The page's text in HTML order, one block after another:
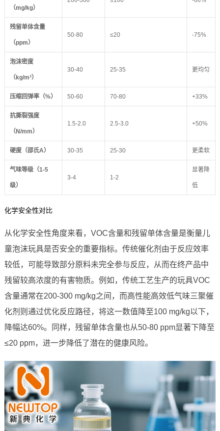
（mg/kg）
残留单体含量
（ppm）
50-80 ≤20 -75%
泡沫密度
（kg/m³）
30-40 25-35 更均匀
压缩回弹率（%） 50-60 70-80 +33%
抗撕裂强度
（N/mm）
1.5-2.0 2.5-3.0 +50%
硬度（邵氏A） 30-35 25-30 更柔软
气味等级（1-5
级）
3-4 1-2
显著降
低
化学安全性对比
从化学安全性角度来看，VOC含量和残留单体含量是衡量儿
童泡沫玩具是否安全的重要指标。传统催化剂由于反应效率
较低，可能导致部分原料未完全参与反应，从而在终产品中
残留较高浓度的有害物质。例如，传统工艺生产的玩具VOC
含量通常在200-300 mg/kg之间，而高性能高效低气味三聚催
化剂则通过优化反应路径，将这一数值降至100 mg/kg以下，
降幅达60%。同样，残留单体含量也从50-80 ppm显著下降至
≤20 ppm，进一步降低了潜在的健康风险。